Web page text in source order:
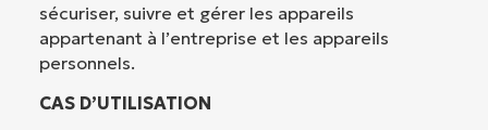
sécuriser, suivre et gérer les appareils
appartenant à l’entreprise et les appareils
personnels.
CAS D’UTILISATION